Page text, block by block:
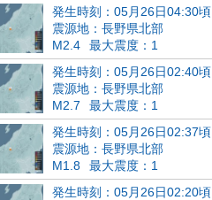
発生時刻：05月26日04:30頃
震源地：長野県北部
M2.4
最大震度：1
発生時刻：05月26日02:40頃
震源地：長野県北部
M2.7
最大震度：1
発生時刻：05月26日02:37頃
震源地：長野県北部
M1.8
最大震度：1
発生時刻：05月26日02:20頃